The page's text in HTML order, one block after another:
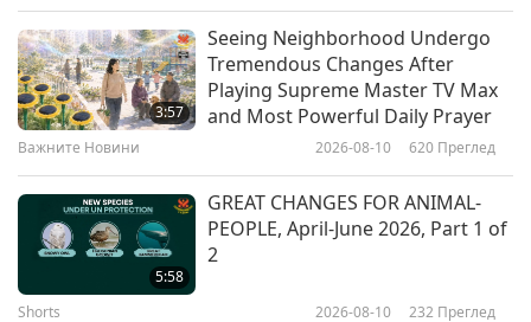
Loving the Silent Tears DVD
Истинската любов DVD и
книжка
3:57
Seeing Neighborhood Undergo
Tremendous Changes After
Playing Supreme Master TV Max
and Most Powerful Daily Prayer
Важните Новини 2026-08-10 620 Преглед
5:58
GREAT CHANGES FOR ANIMAL-
PEOPLE, April-June 2026, Part 1 of
2
Shorts 2026-08-10 232 Преглед